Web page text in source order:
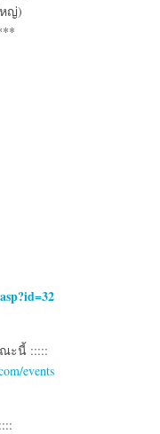
ญ่)
ะนี้ :::::
events